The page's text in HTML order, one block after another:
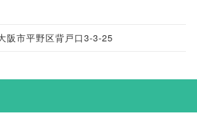
阪市平野区背戸口3-3-25